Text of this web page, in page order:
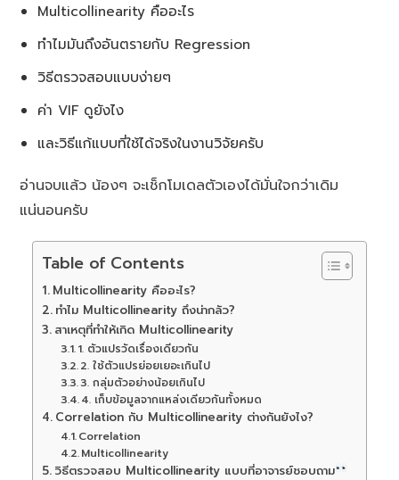
Multicollinearity คืออะไร
ทำไมมันถึงอันตรายกับ Regression
วิธีตรวจสอบแบบง่ายๆ
ค่า VIF ดูยังไง
และวิธีแก้แบบที่ใช้ได้จริงในงานวิจัยครับ
อ่านจบแล้ว น้องๆ จะเช็กโมเดลตัวเองได้มั่นใจกว่าเดิม
แน่นอนครับ
Table of Contents
Multicollinearity คืออะไร?
ทำไม Multicollinearity ถึงน่ากลัว?
สาเหตุที่ทำให้เกิด Multicollinearity
1. ตัวแปรวัดเรื่องเดียวกัน
2. ใช้ตัวแปรย่อยเยอะเกินไป
3. กลุ่มตัวอย่างน้อยเกินไป
4. เก็บข้อมูลจากแหล่งเดียวกันทั้งหมด
Correlation กับ Multicollinearity ต่างกันยังไง?
Correlation
Multicollinearity
วิธีตรวจสอบ Multicollinearity แบบที่อาจารย์ชอบถาม